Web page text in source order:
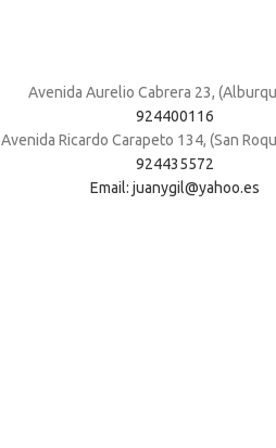
Avenida Aurelio Cabrera 23,
924400116
Avenida Ricardo Carapeto 134, (San
924435572
Email: juanygil@yahoo.es